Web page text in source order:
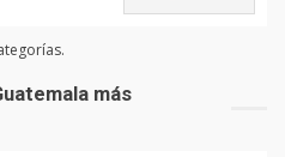
más